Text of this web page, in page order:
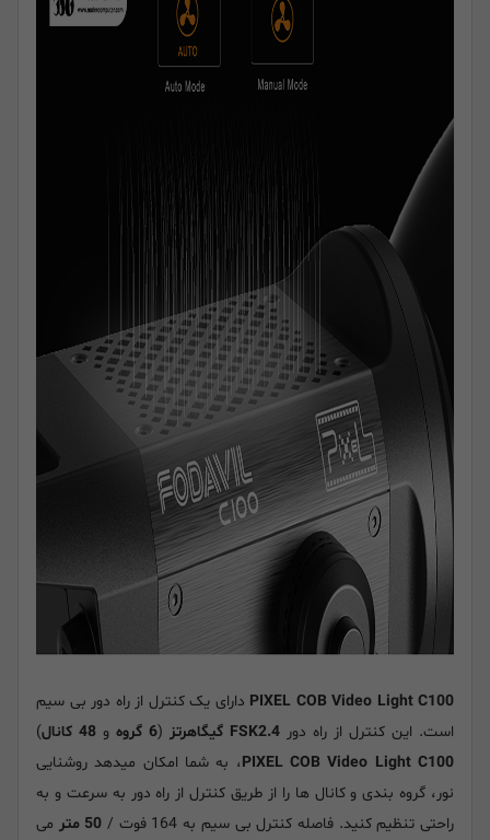
PIXEL COB Video Light C100 دارای یک کنترل از راه دور بی سیم
است. این کنترل از راه دور FSK2.4 گیگاهرتز (6 گروه و 48 کانال
)
PIXEL COB Video Light C100، به شما امکان میدهد روشنایی
نور، گروه بندی و کانال ها را از طریق کنترل از راه دور به سرعت و به
راحتی تنظیم کنید. فاصله کنترل بی سیم به 164 فوت /
50 متر
می